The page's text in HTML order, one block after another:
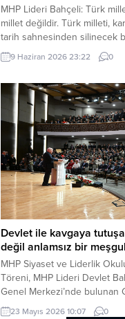
MHP Lideri Bahçeli: Türk
millet değildir. Türk milleti,
tarih sahnesinden silinecek
ham hayaller kurulup çizilen
sıkıştırılacak, eline bir avuç
Grup Toplantısı’nda
9 Haziran 2026 23:22 0
Devlet ile kavgaya
değil anlamsız bir
MHP Siyaset ve Liderlik
Töreni, MHP Lideri Devlet
Genel Merkezi’nde bulunan
Salonu’nda gerçekleştirildi.
23 Mayıs 2026 10:07 0